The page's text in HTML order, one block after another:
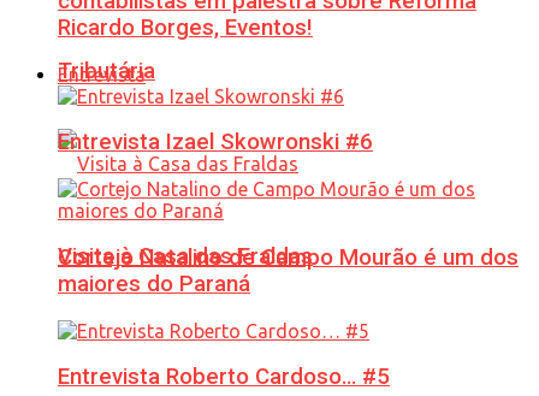
Tributária
Visita à Casa das Fraldas
Ricardo Borges, Eventos!
Entrevista
Entrevista Izael Skowronski #6
Cortejo Natalino de Campo Mourão é um dos
maiores do Paraná
Entrevista Roberto Cardoso… #5